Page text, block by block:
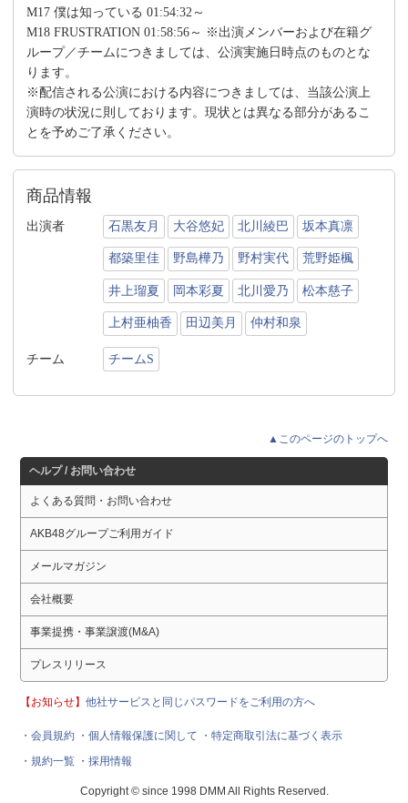
M17 僕は知っている 01:54:32～
M18 FRUSTRATION 01:58:56～ ※出演メンバーおよび在籍グ
ループ／チームにつきましては、公演実施日時点のものとな
ります。
※配信される公演における内容につきましては、当該公演上
演時の状況に則しております。現状とは異なる部分があるこ
とを予めご了承ください。
商品情報
出演者 石黒友月 大谷悠妃 北川綾巴 坂本真凛
都築里佳 野島樺乃 野村実代 荒野姫楓
井上瑠夏 岡本彩夏 北川愛乃 松本慈子
上村亜柚香 田辺美月 仲村和泉
チーム チームS
▲このページのトップへ
ヘルプ / お問い合わせ
よくある質問・お問い合わせ
AKB48グループご利用ガイド
メールマガジン
会社概要
事業提携・事業譲渡(M&A)
プレスリリース
【お知らせ】他社サービスと同じパスワードをご利用の方へ
・会員規約 ・個人情報保護に関して
・特定商取引法に基づく表示
・規約一覧 ・採用情報
Copyright © since 1998 DMM All Rights Reserved.